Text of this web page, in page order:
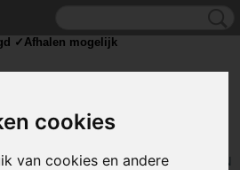
cookies
van cookies en andereUW WINKELWAGEN
✓Afhalen mogelijk